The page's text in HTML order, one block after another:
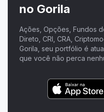
no Gorila
Ações, Opções, Fundos
Direto, CRI, CRA,
Gorila, seu portfólio é
que você não perca